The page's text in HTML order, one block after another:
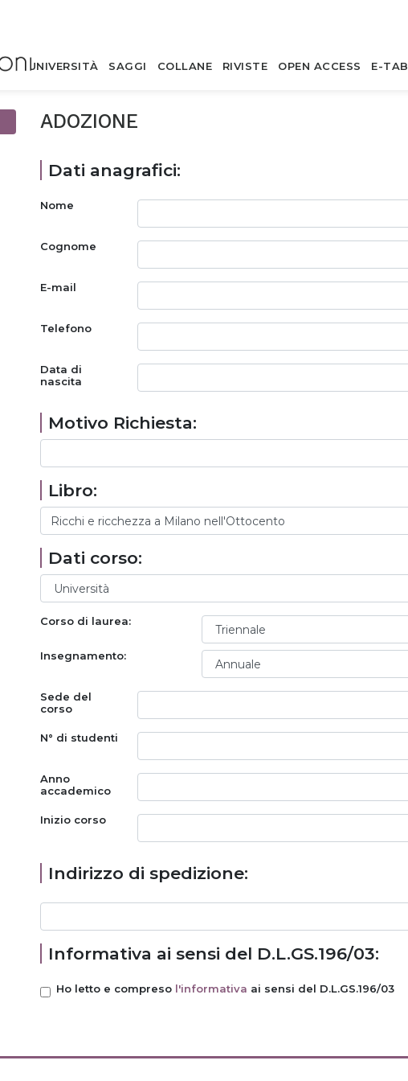
UNIVERSITÀ SAGGI COLLANE RIVISTE OPEN ACCESS E-TAB
ADOZIONE
Dati anagrafici:
Nome
Cognome
E-mail
Telefono
Data di
nascita
Motivo Richiesta:
Libro:
Dati corso:
Corso di laurea:
Insegnamento:
Sede del
corso
N° di studenti
Anno
accademico
Inizio corso
Indirizzo di spedizione:
Informativa ai sensi del D.L.GS.196/03:
Ho letto e compreso l'informativa ai sensi del D.L.GS.196/03